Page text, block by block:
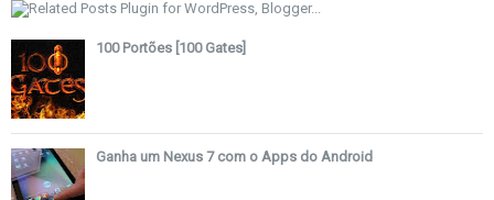
100 Portões [100 Gates]
Ganha um Nexus 7 com o Apps do Android